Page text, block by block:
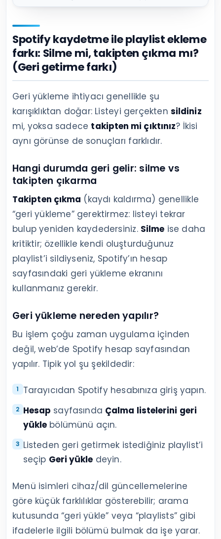
Spotify kaydetme ile playlist ekleme
farkı: Silme mi, takipten çıkma mı?
(Geri getirme farkı)
Geri yükleme ihtiyacı genellikle şu
karışıklıktan doğar: Listeyi gerçekten sildiniz
mi, yoksa sadece takipten mi çıktınız? İkisi
aynı görünse de sonuçları farklıdır.
Hangi durumda geri gelir: silme vs
takipten çıkarma
Takipten çıkma (kaydı kaldırma) genellikle
“geri yükleme” gerektirmez: listeyi tekrar
bulup yeniden kaydedersiniz. Silme ise daha
kritiktir; özellikle kendi oluşturduğunuz
playlist’i sildiyseniz, Spotify’ın hesap
sayfasındaki geri yükleme ekranını
kullanmanız gerekir.
Geri yükleme nereden yapılır?
Bu işlem çoğu zaman uygulama içinden
değil, web’de Spotify hesap sayfasından
yapılır. Tipik yol şu şekildedir:
Tarayıcıdan Spotify hesabınıza giriş yapın.
Hesap sayfasında Çalma listelerini geri
yükle bölümünü açın.
Listeden geri getirmek istediğiniz playlist’i
seçip Geri yükle deyin.
Menü isimleri cihaz/dil güncellemelerine
göre küçük farklılıklar gösterebilir; arama
kutusunda “geri yükle” veya “playlists” gibi
ifadelerle ilgili bölümü bulmak da işe yarar.